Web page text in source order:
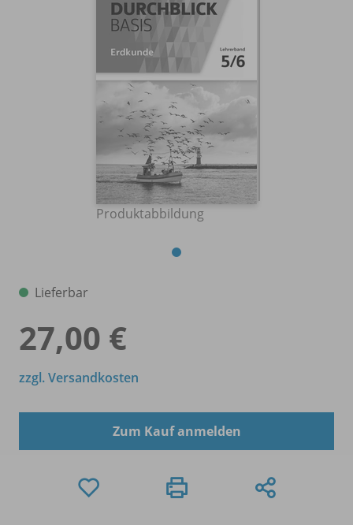
Produktabbildung
Lieferbar
27,00 €
zzgl. Versandkosten
Zum Kauf anmelden